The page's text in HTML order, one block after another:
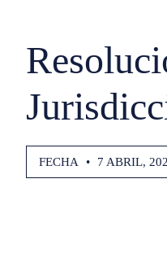
FECHA • 7 ABRIL,